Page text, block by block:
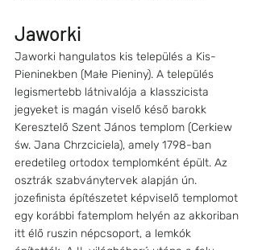
Jaworki
Jaworki hangulatos kis település a Kis-
Pieninekben (Małe Pieniny). A település
legismertebb látnivalója a klasszicista
jegyeket is magán viselő késő barokk
Keresztelő Szent János templom (Cerkiew
św. Jana Chrzciciela), amely 1798-ban
eredetileg ortodox templomként épült. Az
osztrák szabványtervek alapján ún.
jozefinista építészetet képviselő templomot
egy korábbi fatemplom helyén az akkoriban
itt élő ruszin népcsoport, a lemkók